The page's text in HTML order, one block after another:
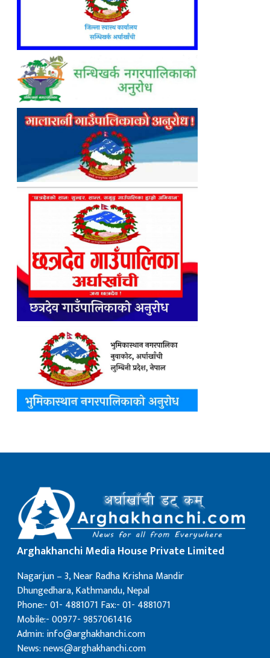
Arghakhanchi Media House Private Limited
Nagarjun – 3, Near Radha Krishna Mandir
Dhungedhara, Kathmandu, Nepal
Phone:- 01- 4881071 Fax:- 01- 4881071
Mobile:- 00977- 9857061416
Admin: info@arghakhanchi.com
News: news@arghakhanchi.com